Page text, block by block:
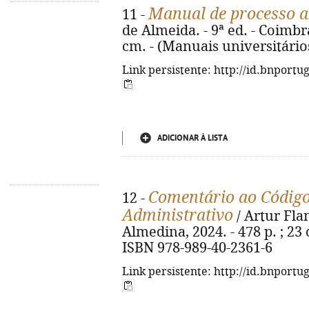
11 -Manual de processo
de Almeida. - 9ª ed. -
cm. - (Manuais
Link persistente: http://
ADICIONAR À LISTA
12 - Comentário ao
Administrativo / Artur
Almedina, 2024. - 478 p. ;
ISBN 978-989-40-2361-6
Link persistente: http://